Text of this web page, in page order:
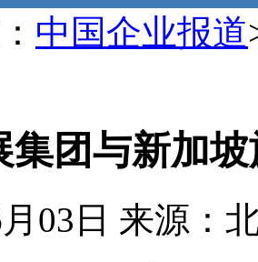
中国企业报道
集团与新加
03日 来源：